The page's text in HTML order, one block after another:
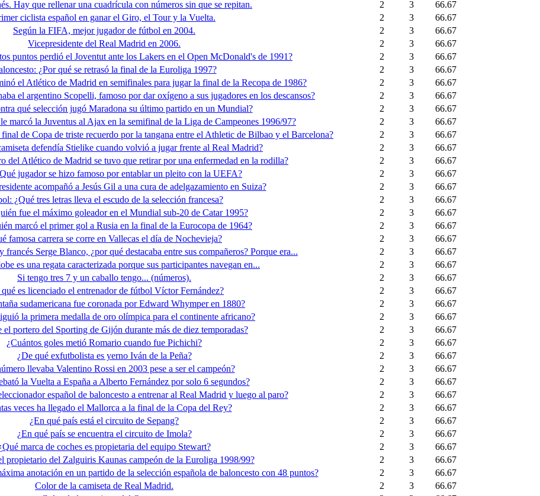
Hay que rellenar una cuadrícula con números sin que se repitan. 2 3
66.67
ciclista español en ganar el Giro, el Tour y la Vuelta. 2 3
66.67
Según la FIFA, mejor jugador de fútbol en 2004. 2 3
66.67
Vicepresidente del Real Madrid en 2006. 2 3
66.67
puntos perdió el Joventut ante los Lakers en el Open McDonald's de 1991? 2 3
66.67
¿Por qué se retrasó la final de la Euroliga 1997? 2 3
66.67
el Atlético de Madrid en semifinales para jugar la final de la Recopa de 1986? 2 3
66.67
el argentino Scopelli, famoso por dar oxígeno a sus jugadores en los descansos? 2 3
66.67
qué selección jugó Maradona su último partido en un Mundial? 2 3
66.67
marcó la Juventus al Ajax en la semifinal de la Liga de Campeones 1996/97? 2 3
66.67
de Copa de triste recuerdo por la tangana entre el Athletic de Bilbao y el Barcelona? 2 3
66.67
defendía Stielike cuando volvió a jugar frente al Real Madrid? 2 3
66.67
del Atlético de Madrid se tuvo que retirar por una enfermedad en la rodilla? 2 3
66.67
jugador se hizo famoso por entablar un pleito con la UEFA? 2 3
66.67
acompañó a Jesús Gil a una cura de adelgazamiento en Suiza? 2 3
66.67
¿Qué tres letras lleva el escudo de la selección francesa? 2 3
66.67
fue el máximo goleador en el Mundial sub-20 de Catar 1995? 2 3
66.67
marcó el primer gol a Rusia en la final de la Eurocopa de 1964? 2 3
66.67
famosa carrera se corre en Vallecas el día de Nochevieja? 2 3
66.67
Serge Blanco, ¿por qué destacaba entre sus compañeros? Porque era... 2 3
66.67
es una regata caracterizada porque sus participantes navegan en... 2 3
66.67
Si tengo tres 7 y un caballo tengo... (números). 2 3
66.67
qué es licenciado el entrenador de fútbol Víctor Fernández? 2 3
66.67
sudamericana fue coronada por Edward Whymper en 1880? 2 3
66.67
la primera medalla de oro olímpica para el continente africano? 2 3
66.67
el portero del Sporting de Gijón durante más de diez temporadas? 2 3
66.67
¿Cuántos goles metió Romario cuando fue Pichichi? 2 3
66.67
¿De qué exfutbolista es yerno Iván de la Peña? 2 3
66.67
llevaba Valentino Rossi en 2003 pese a ser el campeón? 2 3
66.67
la Vuelta a España a Alberto Fernández por solo 6 segundos? 2 3
66.67
español de baloncesto a entrenar al Real Madrid y luego al paro? 2 3
66.67
veces ha llegado el Mallorca a la final de la Copa del Rey? 2 3
66.67
¿En qué país está el circuito de Sepang? 2 3
66.67
¿En qué país se encuentra el circuito de Imola? 2 3
66.67
marca de coches es propietaria del equipo Stewart? 2 3
66.67
propietario del Zalguiris Kaunas campeón de la Euroliga 1998/99? 2 3
66.67
anotación en un partido de la selección española de baloncesto con 48 puntos? 2 3
66.67
Color de la camiseta de Real Madrid. 2 3
66.67